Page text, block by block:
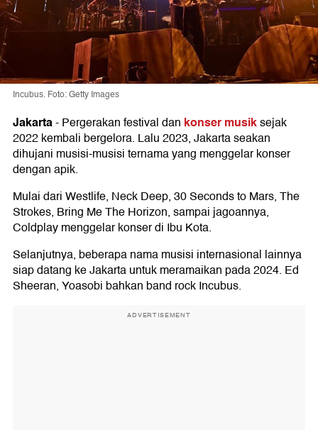
Incubus. Foto: Getty Images
Jakarta-Pergerakan festival dan konser musiksejak
2022 kembali bergelora. Lalu 2023, Jakarta seakan
dihujani musisi-musisi ternama yang menggelar konser
dengan apik.
Mulai dari Westlife, Neck Deep, 30 Seconds to Mars, The
Strokes, Bring Me The Horizon, sampai jagoannya,
Coldplay menggelar konser di Ibu Kota.
Selanjutnya, beberapa nama musisi internasional lainnya
siap datang ke Jakarta untuk meramaikan pada 2024. Ed
Sheeran, Yoasobi bahkan band rock Incubus.
ADVERTISEMENT